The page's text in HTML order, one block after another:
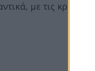
με τις